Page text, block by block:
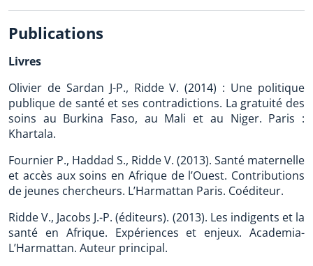
Publications
Livres
Olivier de Sardan J-P., Ridde V. (2014) : Une politique
publique de santé et ses contradictions. La gratuité des
soins au Burkina Faso, au Mali et au Niger. Paris :
Khartala.
Fournier P., Haddad S., Ridde V. (2013). Santé maternelle
et accès aux soins en Afrique de l’Ouest. Contributions
de jeunes chercheurs. L’Harmattan Paris. Coéditeur.
Ridde V., Jacobs J.-P. (éditeurs). (2013). Les indigents et la
santé en Afrique. Expériences et enjeux. Academia-
L’Harmattan. Auteur principal.